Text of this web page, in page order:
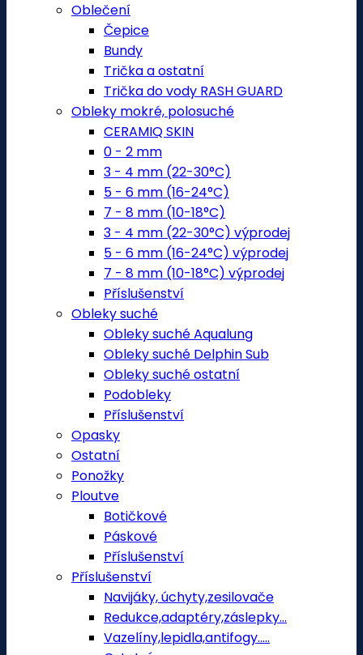
Oblečení
Čepice
Bundy
Trička a ostatní
Trička do vody RASH GUARD
Obleky mokré, polosuché
CERAMIQ SKIN
0 - 2 mm
3 - 4 mm (22-30°C)
5 - 6 mm (16-24°C)
7 - 8 mm (10-18°C)
3 - 4 mm (22-30°C) výprodej
5 - 6 mm (16-24°C) výprodej
7 - 8 mm (10-18°C) výprodej
Příslušenství
Obleky suché
Obleky suché Aqualung
Obleky suché Delphin Sub
Obleky suché ostatní
Podobleky
Příslušenství
Opasky
Ostatní
Ponožky
Ploutve
Botičkové
Páskové
Příslušenství
Příslušenství
Navijáky, úchyty,zesilovače
Redukce,adaptéry,záslepky...
Vazelíny,lepidla,antifogy.....